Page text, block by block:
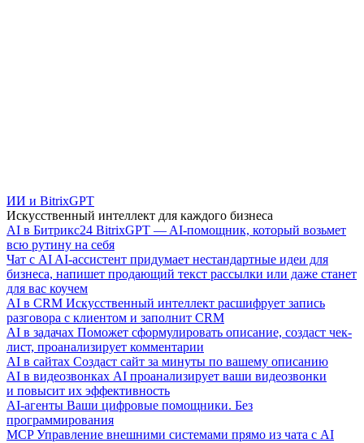
ИИ и BitrixGPT
Искусственный интеллект для каждого бизнеса
AI в Битрикс24 BitrixGPT — AI-помощник, который возьмет
всю рутину на себя
Чат с AI AI-ассистент придумает нестандартные идеи для
бизнеса, напишет продающий текст рассылки или даже станет
для вас коучем
AI в CRM Искусственный интеллект расшифрует запись
разговора с клиентом и заполнит CRM
AI в задачах Поможет сформулировать описание, создаст чек-
лист, проанализирует комментарии
AI в сайтах Создаст сайт за минуты по вашему описанию
AI в видеозвонках AI проанализирует ваши видеозвонки
и повысит их эффективность
AI-агенты Ваши цифровые помощники. Без
программирования
MCP Управление внешними системами прямо из чата с AI